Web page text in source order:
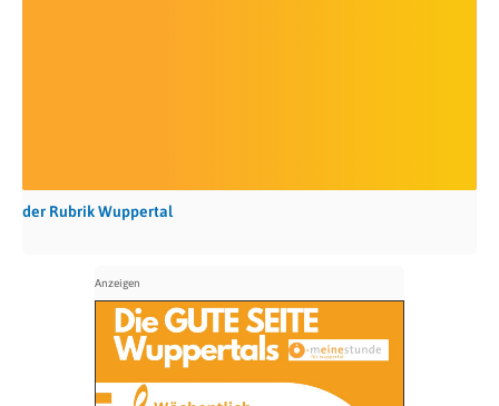
der Rubrik Wuppertal